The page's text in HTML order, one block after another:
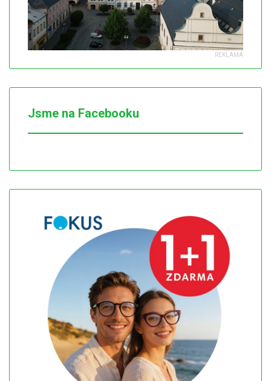
Jsme na Facebooku